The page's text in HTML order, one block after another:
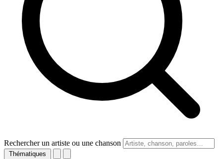
Rechercher un artiste ou une chanson
Thématiques